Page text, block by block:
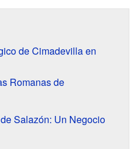
de Cimadevilla en
Romanas de
Salazón: Un Negocio